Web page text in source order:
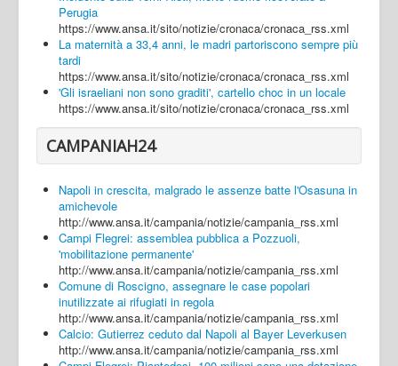
Perugia
https://www.ansa.it/sito/notizie/cronaca/cronaca_rss.xml
La maternità a 33,4 anni, le madri partoriscono sempre più
tardi
https://www.ansa.it/sito/notizie/cronaca/cronaca_rss.xml
'Gli israeliani non sono graditi', cartello choc in un locale
https://www.ansa.it/sito/notizie/cronaca/cronaca_rss.xml
CAMPANIAH24
Napoli in crescita, malgrado le assenze batte l'Osasuna in
amichevole
http://www.ansa.it/campania/notizie/campania_rss.xml
Campi Flegrei: assemblea pubblica a Pozzuoli,
'mobilitazione permanente'
http://www.ansa.it/campania/notizie/campania_rss.xml
Comune di Roscigno, assegnare le case popolari
inutilizzate ai rifugiati in regola
http://www.ansa.it/campania/notizie/campania_rss.xml
Calcio: Gutierrez ceduto dal Napoli al Bayer Leverkusen
http://www.ansa.it/campania/notizie/campania_rss.xml